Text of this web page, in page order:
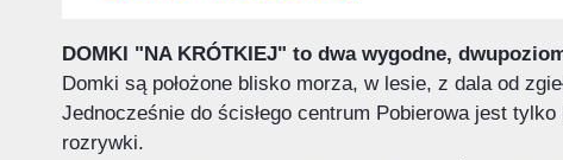
DOMKI "NA KRÓTKIEJ" to dwa wygodne,
Domki są położone blisko morza, w lesie, z dala od
Jednocześnie do ścisłego centrum Pobierowa jest
rozrywki.